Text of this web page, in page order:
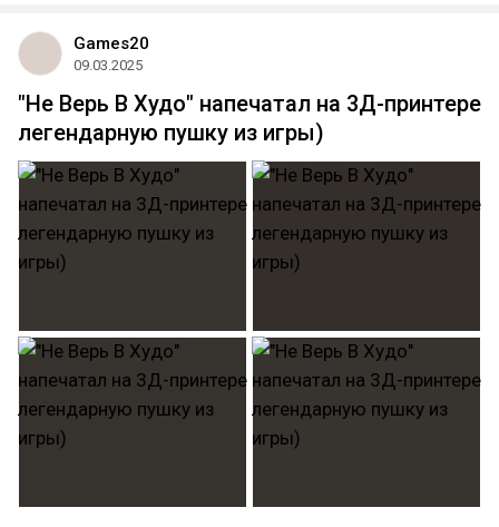
Games20
09.03.2025
"Не Верь В Худо" напечатал на 3Д-принтере
легендарную пушку из игры)